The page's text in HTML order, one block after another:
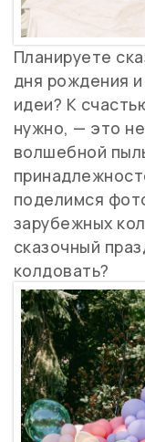
Планируете
дня рождения
идеи? К
нужно, — это
волшебной
поделимся
зарубежных
сказочный
колдовать?